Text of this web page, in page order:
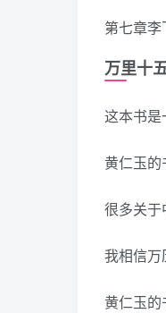
第七章
万里十
这本书是
黄仁玉的
很多关于
我相信万
黄仁玉的